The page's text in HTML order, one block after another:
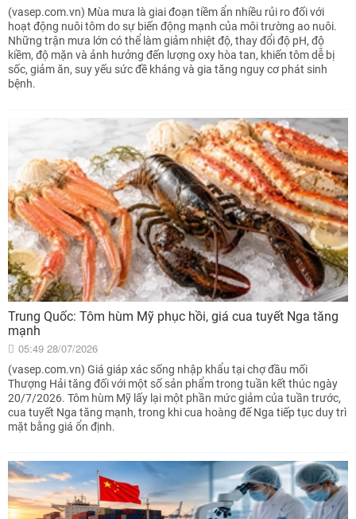
(vasep.com.vn) Mùa mưa là giai đoạn tiềm ẩn nhiều rủi ro đối với
hoạt động nuôi tôm do sự biến động mạnh của môi trường ao nuôi.
Những trận mưa lớn có thể làm giảm nhiệt độ, thay đổi độ pH, độ
kiềm, độ mặn và ảnh hưởng đến lượng oxy hòa tan, khiến tôm dễ bị
sốc, giảm ăn, suy yếu sức đề kháng và gia tăng nguy cơ phát sinh
bệnh.
Trung Quốc: Tôm hùm Mỹ phục hồi, giá cua tuyết Nga tăng
mạnh
05:49 28/07/2026
(vasep.com.vn) Giá giáp xác sống nhập khẩu tại chợ đầu mối
Thượng Hải tăng đối với một số sản phẩm trong tuần kết thúc ngày
20/7/2026. Tôm hùm Mỹ lấy lại một phần mức giảm của tuần trước,
cua tuyết Nga tăng mạnh, trong khi cua hoàng đế Nga tiếp tục duy trì
mặt bằng giá ổn định.